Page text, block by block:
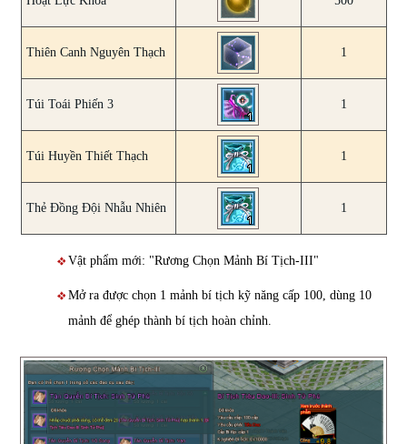
Thiên Canh Nguyên Thạch 1
Túi Toái Phiến 3 1
Túi Huyền Thiết Thạch 1
Thẻ Đồng Đội Nhẫu Nhiên 1
Vật phẩm mới: "Rương Chọn Mảnh Bí Tịch-III"
Mở ra được chọn 1 mảnh bí tịch kỹ năng cấp 100, dùng 10
mảnh để ghép thành bí tịch hoàn chỉnh.